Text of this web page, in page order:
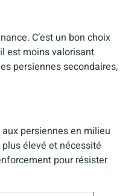
C’est un bon choix
est moins valorisant
persiennes secondaires,
persiennes en milieu
élevé et nécessité
pour résister